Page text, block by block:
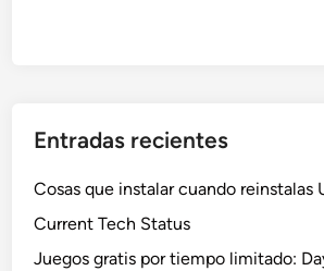
Entradas recientes
Cosas que instalar cuando reinstalas
Current Tech Status
Juegos gratis por tiempo limitado: